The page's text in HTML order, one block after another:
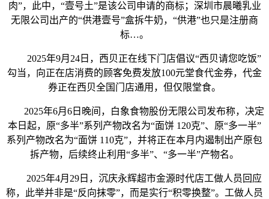
肉”，此中，“壹号土”是该公司申请的商标；深圳市晨曦乳业
无限公司出产的“供港壹号”盒拆牛奶，“供港”也只是注册商
标…。
2025年9月24日，西贝正在线下门店倡议“西贝请您吃饭”
勾当，向正在店消费的顾客免费发放100元堂食代金券，代金
券正在西贝全国门店通用，但仅限堂食。
2025年6月6日晚间，白象食物股份无限公司发布称，决定
本日起，原“多半”系列产物改名为“面饼 120克”、原“多一半”
系列产物改名为“面饼 110克”，并将正在本月内遏制出产原包
拆产物，后续终止利用“多半”、“多一半”产物名。
2025年4月29日，沉庆永辉超市金源时代店工做人员回应
称，此举并非是“反向抹零”，而是实行“积零换整”。工做人员